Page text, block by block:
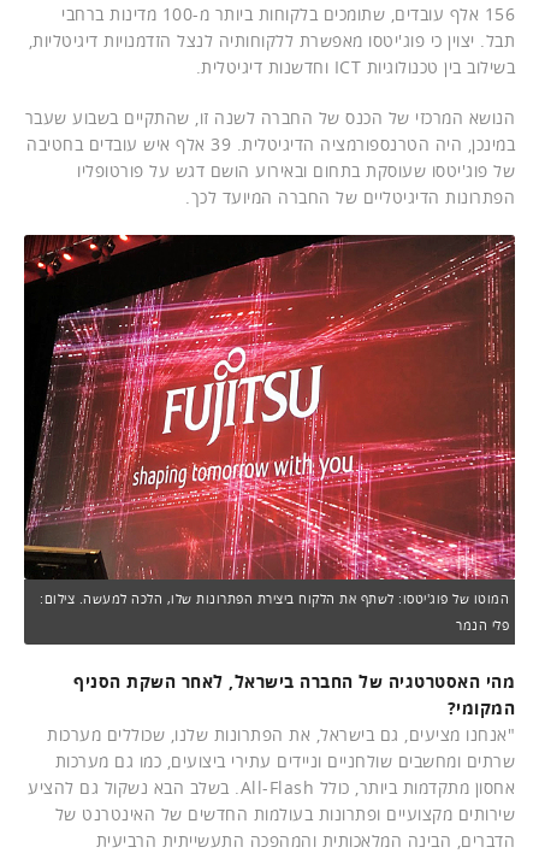
156 אלף עובדים, שתומכים בלקוחות ביותר מ-100 מדינות ברחבי
תבל. יצוין כי פוג'יטסו מאפשרת ללקוחותיה לנצל הזדמנויות דיגיטליות,
בשילוב בין טכנולוגיות ICT וחדשנות דיגיטלית.
הנושא המרכזי של הכנס של החברה לשנה זו, שהתקיים בשבוע שעבר
במינכן, היה הטרנספורמציה הדיגיטלית. 39 אלף איש עובדים בחטיבה
של פוג'יטסו שעוסקת בתחום ובאירוע הושם דגש על פורטופליו
הפתרונות הדיגיטליים של החברה המיועד לכך.
המוטו של פוג'יטסו: לשתף את הלקוח ביצירת הפתרונות שלו, הלכה למעשה. צילום:
פלי הנמר
מהי האסטרטגיה של החברה בישראל, לאחר השקת הסניף
המקומי?
"אנחנו מציעים, גם בישראל, את הפתרונות שלנו, שכוללים מערכות
שרתים ומחשבים שולחניים וניידים עתירי ביצועים, כמו גם מערכות
אחסון מתקדמות ביותר, כולל All-Flash. בשלב הבא נשקול גם להציע
שירותים מקצועיים ופתרונות בעולמות החדשים של האינטרנט של
הדברים, הבינה המלאכותית והמהפכה התעשייתית הרביעית